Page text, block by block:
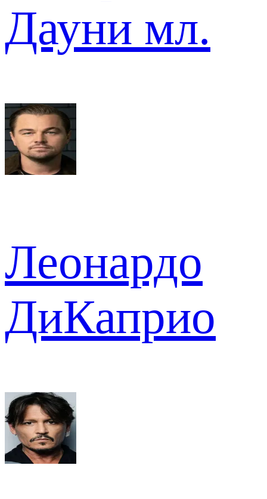
Дауни мл.
Леонардо
ДиКаприо